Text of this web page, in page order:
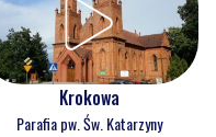
Krokowa
Parafia pw. Św. Katarzyny